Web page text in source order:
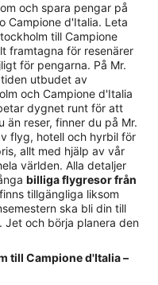
och spara pengar på
Campione d'Italia. Leta
till Campione
framtagna för resenärer
för pengarna. På Mr.
utbudet av
och Campione d'Italia
dygnet runt för att
än reser, finner du på Mr.
flyg, hotell och hyrbil för
allt med hjälp av vår
världen. Alla detaljer
billiga flygresor från
finns tillgängliga liksom
ska bli din till
Jet och börja planera den
till Campione d'Italia –